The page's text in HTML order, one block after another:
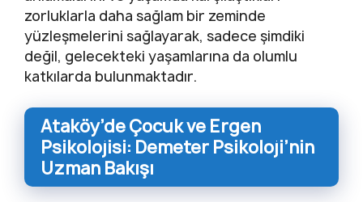
zorluklarla daha sağlam bir zeminde
yüzleşmelerini sağlayarak, sadece şimdiki
değil, gelecekteki yaşamlarına da olumlu
katkılarda bulunmaktadır.
Ataköy’de Çocuk ve Ergen
Psikolojisi: Demeter Psikoloji’nin
Uzman Bakışı